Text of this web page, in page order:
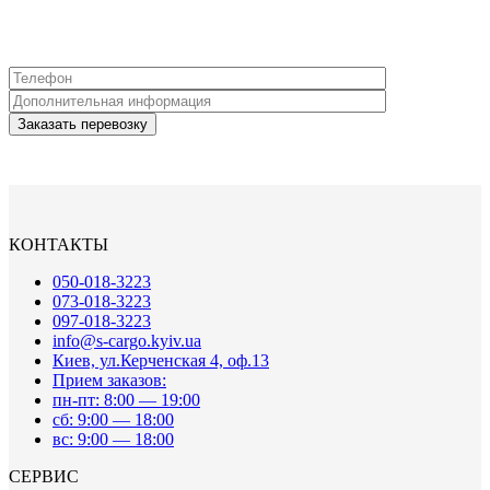
КОНТАКТЫ
050-018-3223
073-018-3223
097-018-3223
info@s-cargo.kyiv.ua
Киев, ул.Керченская 4, оф.13
Прием заказов:
пн-пт: 8:00 — 19:00
сб: 9:00 — 18:00
вс: 9:00 — 18:00
СЕРВИС